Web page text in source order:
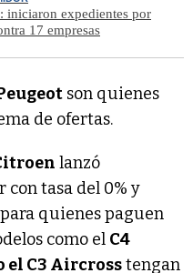
iniciaron expedientes por
17 empresas
son quienes
de ofertas.
lanzó
tasa del 0% y
quienes paguen
como el C4
el C3 Aircrosstengan